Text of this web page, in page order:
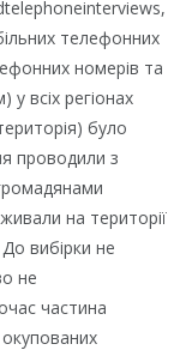
телефонних
номерів та
всіх регіонах
було
проводили з
на території
вибірки не
не
частина